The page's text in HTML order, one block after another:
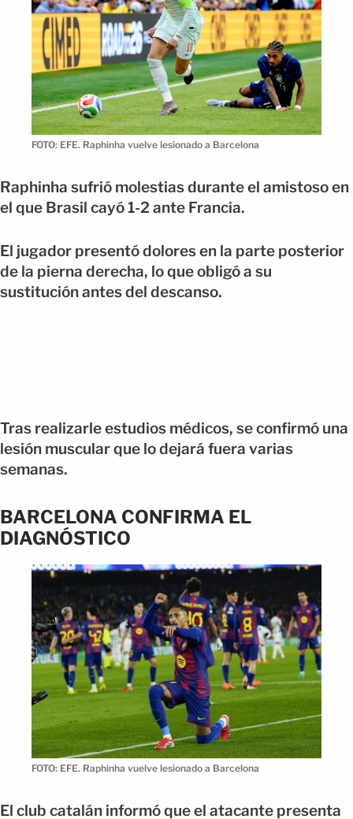
FOTO: EFE. Raphinha vuelve lesionado a Barcelona
Raphinha sufrió molestias durante el amistoso en
el que Brasil cayó 1-2 ante Francia.
El jugador presentó dolores en la parte posterior
de la pierna derecha, lo que obligó a su
sustitución antes del descanso.
Tras realizarle estudios médicos, se confirmó una
lesión muscular que lo dejará fuera varias
semanas.
BARCELONA CONFIRMA EL
DIAGNÓSTICO
FOTO: EFE. Raphinha vuelve lesionado a Barcelona
El club catalán informó que el atacante presenta